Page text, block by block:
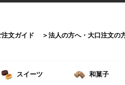
注文ガイド 法人の方へ・大口注文の
スイーツ 和菓子